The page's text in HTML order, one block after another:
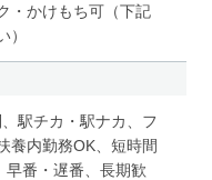
・かけもち可（下記
駅チカ・駅ナカ、フ
養内勤務OK、短時間
番・遅番、長期歓